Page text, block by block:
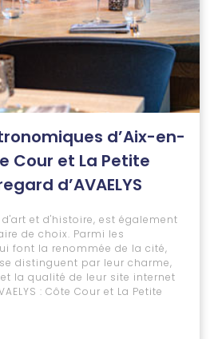
d’Aix-en-
Cour et La Petite
d’AVAELYS
et d'histoire, est également
de choix. Parmi les
font la renommée de la cité,
distinguent par leur charme,
la qualité de leur site internet
: Côte Cour et La Petite